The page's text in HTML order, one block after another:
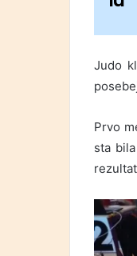
Judo
Prvo
sta bila